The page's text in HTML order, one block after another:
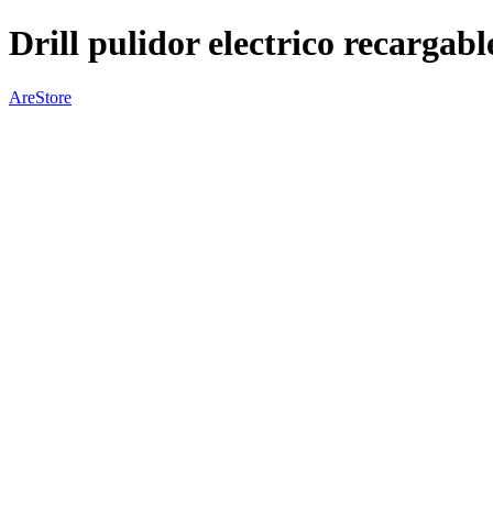
Drill pulidor electrico
AreStore